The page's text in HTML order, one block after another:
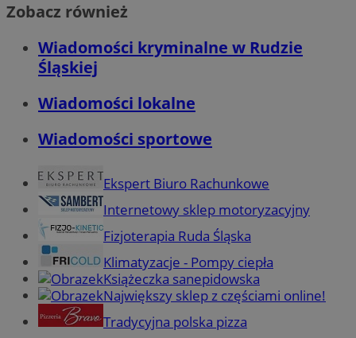
Zobacz również
Wiadomości kryminalne w Rudzie
Śląskiej
Wiadomości lokalne
Wiadomości sportowe
Ekspert Biuro Rachunkowe
Internetowy sklep motoryzacyjny
Fizjoterapia Ruda Śląska
Klimatyzacje - Pompy ciepła
Książeczka sanepidowska
Największy sklep z częściami online!
Tradycyjna polska pizza